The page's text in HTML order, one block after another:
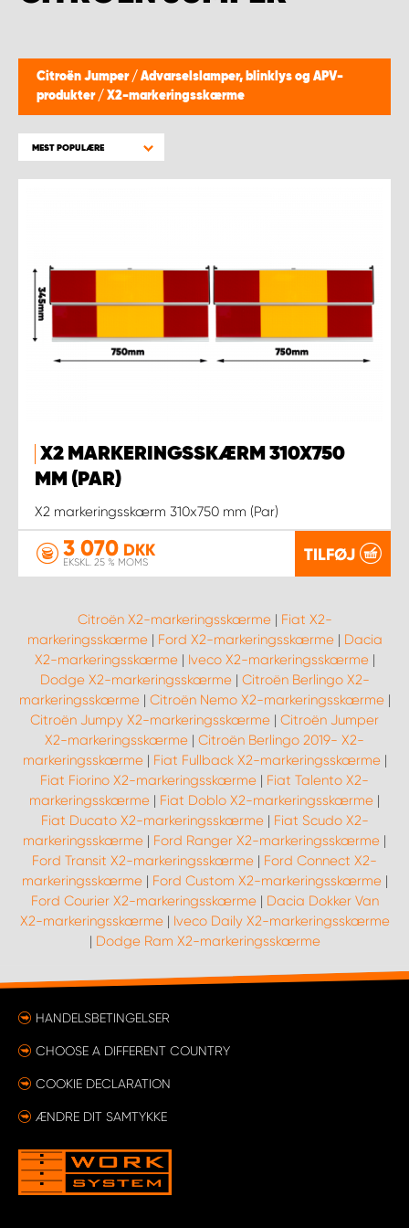
Citroën Jumper / Advarselslamper, blinklys og APV-
produkter / X2-markeringsskærme
MEST POPULÆRE
X2 MARKERINGSSKÆRM 310X750
MM (PAR)
X2 markeringsskærm 310x750 mm (Par)
3 070 DKK
EKSKL. 25 % MOMS TILFØJ
Citroën X2-markeringsskærme| Fiat X2-
markeringsskærme| Ford X2-markeringsskærme| Dacia
X2-markeringsskærme| Iveco X2-markeringsskærme|
Dodge X2-markeringsskærme| Citroën Berlingo X2-
markeringsskærme| Citroën Nemo X2-markeringsskærme|
Citroën Jumpy X2-markeringsskærme | Citroën Jumper
X2-markeringsskærme | Citroën Berlingo 2019- X2-
markeringsskærme| Fiat Fullback X2-markeringsskærme|
Fiat Fiorino X2-markeringsskærme | Fiat Talento X2-
markeringsskærme | Fiat Doblo X2-markeringsskærme |
Fiat Ducato X2-markeringsskærme| Fiat Scudo X2-
markeringsskærme | Ford Ranger X2-markeringsskærme |
Ford Transit X2-markeringsskærme | Ford Connect X2-
markeringsskærme| Ford Custom X2-markeringsskærme|
Ford Courier X2-markeringsskærme| Dacia Dokker Van
X2-markeringsskærme| Iveco Daily X2-markeringsskærme
| Dodge Ram X2-markeringsskærme
HANDELSBETINGELSER
CHOOSE A DIFFERENT COUNTRY
COOKIE DECLARATION
ÆNDRE DIT SAMTYKKE